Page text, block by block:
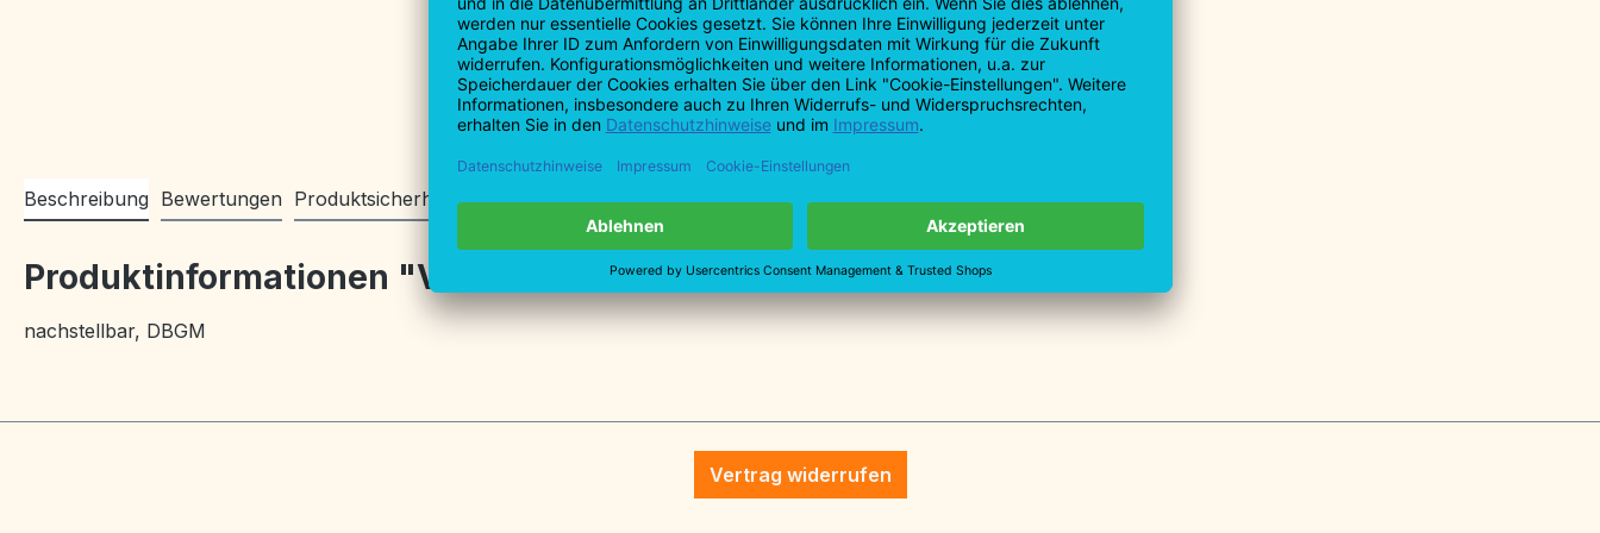
T: +49 7161 99930-0
F: +49 7161 99930-40
info@profibau.de
Beschreibung Bewertungen Produktsicherheitsinformationen
Produktinformationen "VBW-Bolzenschneider Nr. 980 R. 910 mm"
nachstellbar, DBGM
Vertrag widerrufen